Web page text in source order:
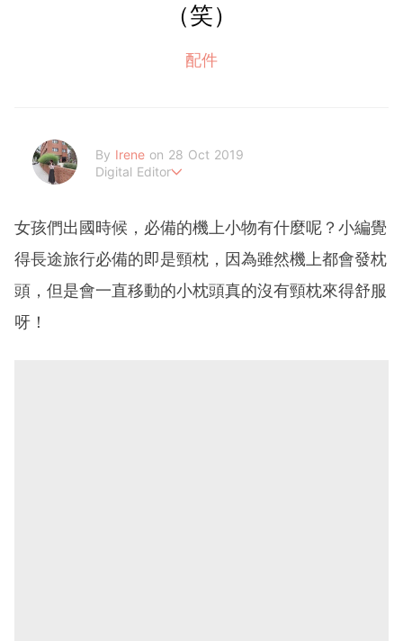
（笑）
配件
By Irene on 28 Oct 2019
Digital Editor
女孩們出國時候，必備的機上小物有什麼呢？小編覺
得長途旅行必備的即是頸枕，因為雖然機上都會發枕
頭，但是會一直移動的小枕頭真的沒有頸枕來得舒服
呀！